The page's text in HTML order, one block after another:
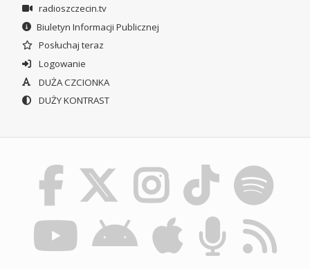
radioszczecin.tv
Biuletyn Informacji Publicznej
Posłuchaj teraz
Logowanie
DUŻA CZCIONKA
DUŻY KONTRAST